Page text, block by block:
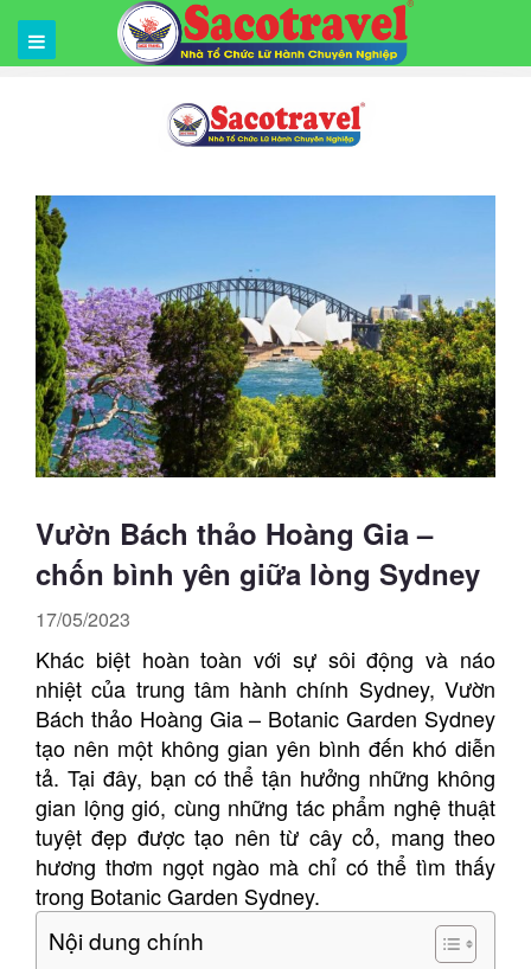
Vườn Bách thảo Hoàng Gia –
chốn bình yên giữa lòng Sydney
17/05/2023
Khác biệt hoàn toàn với sự sôi động và náo
nhiệt của trung tâm hành chính Sydney, Vườn
Bách thảo Hoàng Gia – Botanic Garden Sydney
tạo nên một không gian yên bình đến khó diễn
tả. Tại đây, bạn có thể tận hưởng những không
gian lộng gió, cùng những tác phẩm nghệ thuật
tuyệt đẹp được tạo nên từ cây cỏ, mang theo
hương thơm ngọt ngào mà chỉ có thể tìm thấy
trong Botanic Garden Sydney.
Nội dung chính